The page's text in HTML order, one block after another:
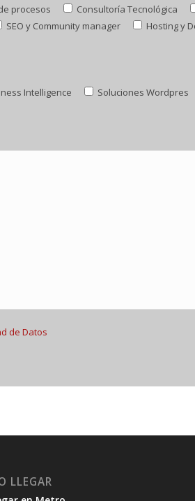
procesos Consultoría Tecnológica
SEO y Community manager Hosting y
Intelligence Soluciones Wordpres
de Datos
LLEGAR